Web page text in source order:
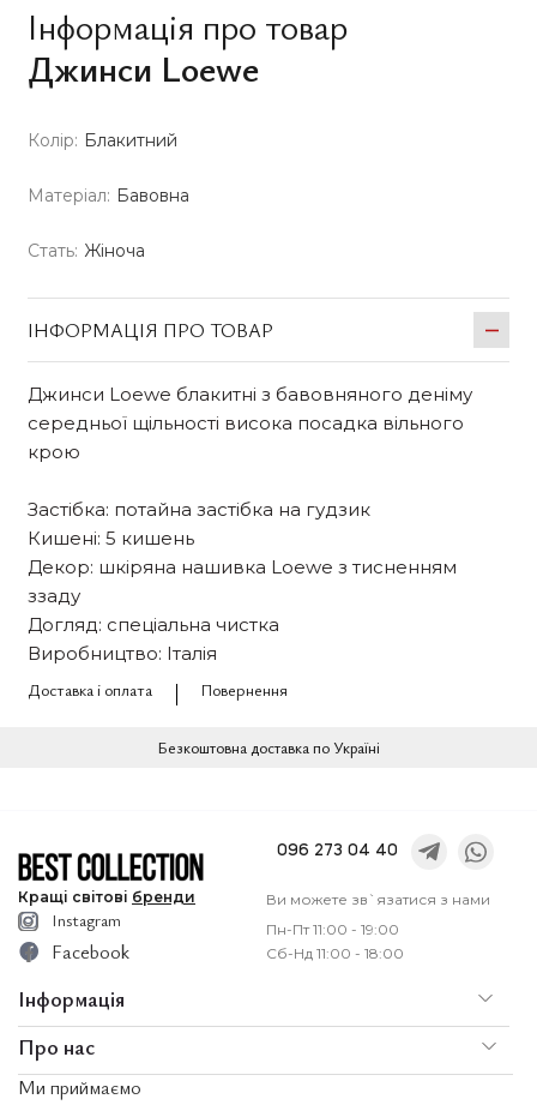
Інформація про товар
Джинси Loewe
Колір: Блакитний
Матеріал: Бавовна
Стать: Жіноча
ІНФОРМАЦІЯ ПРО ТОВАР
Джинси Loewe блакитні з бавовняного деніму
середньої щільності висока посадка вільного
крою
Застібка: потайна застібка на гудзик
Кишені: 5 кишень
Декор: шкіряна нашивка Loewe з тисненням
ззаду
Догляд: спеціальна чистка
Виробництво: Італія
Доставка і оплата
Повернення
Безкоштовна доставка по Україні
Кращі світові бренди
096 273 04 40
Ви можете зв`язатися з нами
Пн-Пт 11:00 - 19:00
Сб-Нд 11:00 - 18:00
Про нас
Послуги
Інформація
Доставка і оплата
Instagram
Facebook
Ми приймаємо